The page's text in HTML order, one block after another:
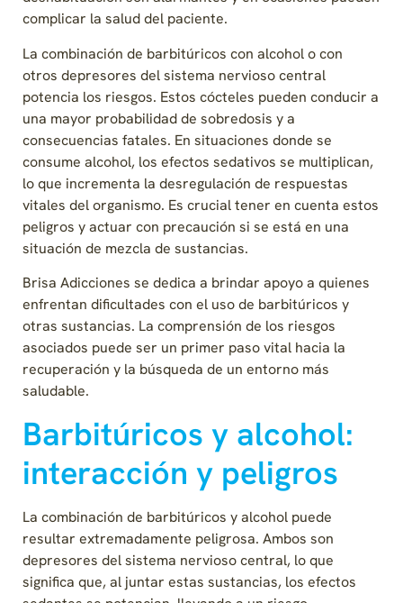
complicar la salud del paciente.
La combinación de barbitúricos con alcohol o con
otros depresores del sistema nervioso central
potencia los riesgos. Estos cócteles pueden conducir a
una mayor probabilidad de sobredosis y a
consecuencias fatales. En situaciones donde se
consume alcohol, los efectos sedativos se multiplican,
lo que incrementa la desregulación de respuestas
vitales del organismo. Es crucial tener en cuenta estos
peligros y actuar con precaución si se está en una
situación de mezcla de sustancias.
Brisa Adicciones se dedica a brindar apoyo a quienes
enfrentan dificultades con el uso de barbitúricos y
otras sustancias. La comprensión de los riesgos
asociados puede ser un primer paso vital hacia la
recuperación y la búsqueda de un entorno más
saludable.
Barbitúricos y alcohol:
interacción y peligros
La combinación de barbitúricos y alcohol puede
resultar extremadamente peligrosa. Ambos son
depresores del sistema nervioso central, lo que
significa que, al juntar estas sustancias, los efectos